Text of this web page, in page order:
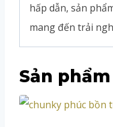
hấp dẫn, sản
mang đến trải
Sản